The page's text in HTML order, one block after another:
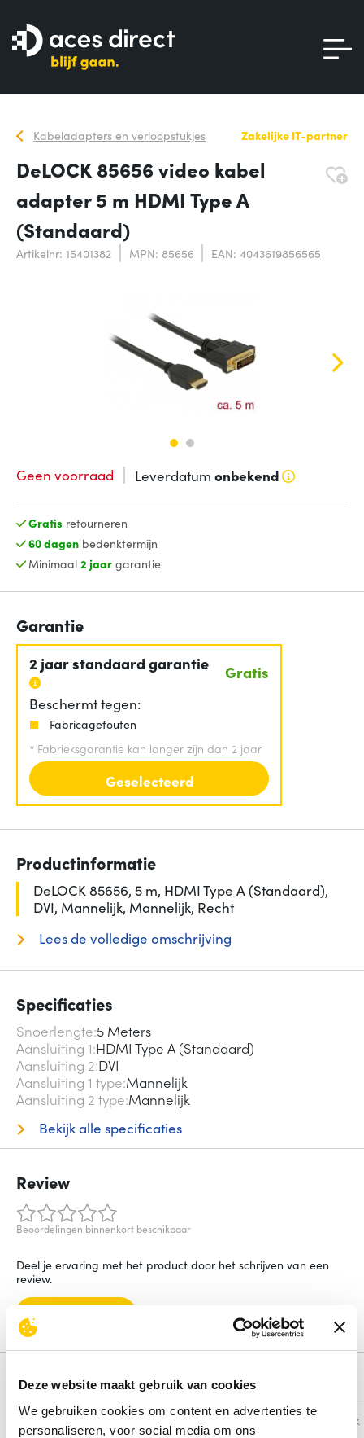
Deze website maakt gebruik van cookies
We gebruiken cookies om content en advertenties te
personaliseren, voor social media om ons
Kabeladapters en verloopstukjes Zakelijke IT-partner
DeLOCK 85656 video kabel
adapter 5 m HDMI Type A
(Standaard)
Artikelnr: 15401382 MPN: 85656 EAN: 4043619856565
Geen voorraad Leverdatum onbekend
Gratis retourneren
60 dagenbedenktermijn
Minimaal 2 jaargarantie
Garantie
2 jaar standaard garantie Gratis
Beschermt tegen:
Fabricagefouten
* Fabrieksgarantie kan langer zijn dan 2 jaar
Geselecteerd
Productinformatie
DeLOCK 85656, 5 m, HDMI Type A (Standaard),
DVI, Mannelijk, Mannelijk, Recht
Lees de volledige omschrijving
Specificaties
Snoerlengte 5 Meters
Aansluiting 1 HDMI Type A (Standaard)
Aansluiting 2 DVI
Aansluiting 1 type Mannelijk
Aansluiting 2 type Mannelijk
Bekijk alle specificaties
Review
Beoordelingen binnenkort beschikbaar
Deel je ervaring met het product door het schrijven van een
review.
Alternatieven
Vergelijk Vergelijk